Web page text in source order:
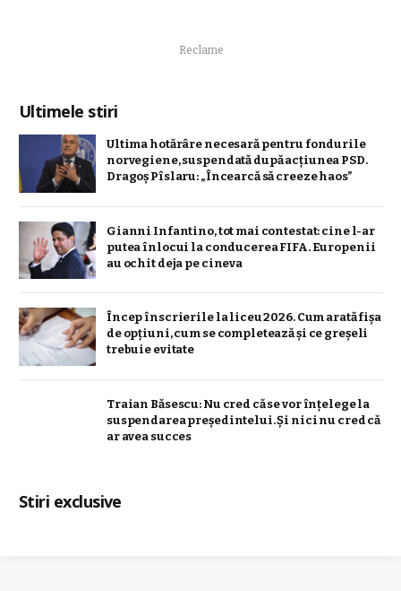
Reclame
Ultimele stiri
Ultima hotărâre necesară pentru fondurile
norvegiene, suspendată după acțiunea PSD.
Dragoș Pîslaru: „Încearcă să creeze haos”
Gianni Infantino, tot mai contestat: cine l-ar
putea înlocui la conducerea FIFA. Europenii
au ochit deja pe cineva
Încep înscrierile la liceu 2026. Cum arată fișa
de opțiuni, cum se completează și ce greșeli
trebuie evitate
Traian Băsescu: Nu cred că se vor înţelege la
suspendarea preşedintelui. Şi nici nu cred că
ar avea succes
Stiri exclusive